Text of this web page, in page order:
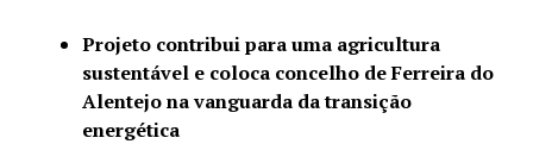
Projeto contribui para uma agricultura
sustentável e coloca concelho de Ferreira do
Alentejo na vanguarda da transição
energética